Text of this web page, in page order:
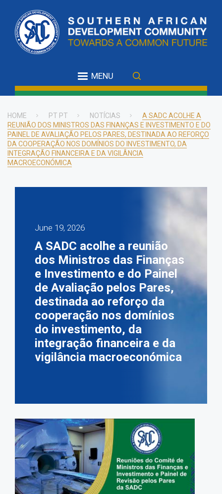
main
content
MENU
Breadcrumb
HOME PT PT NOTÍCIAS
A SADC ACOLHE A
REUNIÃO DOS MINISTROS DAS FINANÇAS E INVESTIMENTO E DO
PAINEL DE AVALIAÇÃO PELOS PARES, DESTINADA AO REFORÇO
DA COOPERAÇÃO NOS DOMÍNIOS DO INVESTIMENTO, DA
INTEGRAÇÃO FINANCEIRA E DA VIGILÂNCIA
MACROECONÓMICA
June 19, 2026
A SADC acolhe a reunião
dos Ministros das Finanças
e Investimento e do Painel
de Avaliação pelos Pares,
destinada ao reforço da
cooperação nos domínios
do investimento, da
integração financeira e da
vigilância macroeconómica